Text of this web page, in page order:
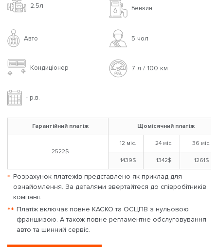
2.5л Бензин
Авто 5 чoл
Кондиціонер 7 л / 100 км
- р.в.
Гарантійний платіж Щомісячний платіж
2522$
12 міс. 24 міс. 36 міс.
1439$ 1342$ 1261$
* Розрахунок платежів представлено як приклад для
ознайомлення. За деталями звертайтеся до співробітників
компанії.
** Платіж включає повне КАСКО та ОСЦПВ з нульовою
франшизою. А також повне регламентне обслуговування
авто та шинний сервіс.